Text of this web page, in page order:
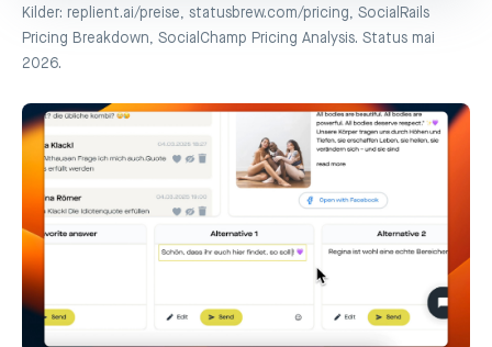
Kilder: replient.ai/preise, statusbrew.com/pricing, SocialRails
Pricing Breakdown, SocialChamp Pricing Analysis. Status mai
2026.